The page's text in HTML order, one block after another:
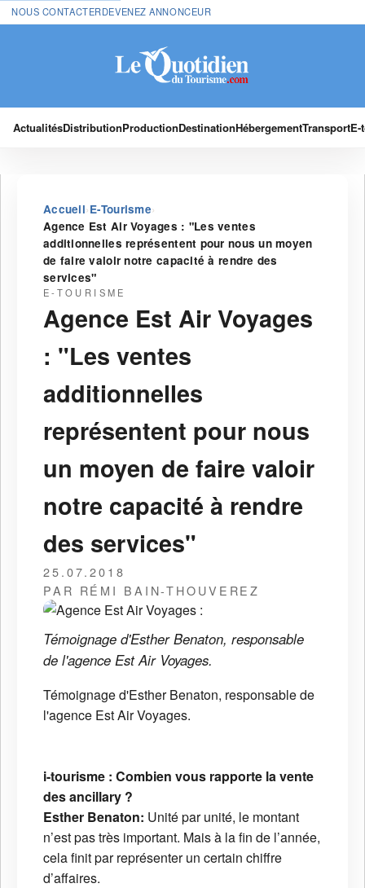
NOUS CONTACTERDEVENEZ ANNONCEUR
ActualitésDistributionProductionDestinationHébergementTransport
Accueil›E-Tourisme›
Agence Est Air Voyages : "Les ventes
additionnelles représentent pour nous un moyen
de faire valoir notre capacité à rendre des
services"
E-TOURISME
Agence Est Air Voyages
: "Les ventes
additionnelles
représentent pour nous
un moyen de faire valoir
notre capacité à rendre
des services"
25.07.2018
PAR RÉMI BAIN-THOUVEREZ
Témoignage d'Esther Benaton, responsable
de l'agence Est Air Voyages.
Témoignage d'Esther Benaton, responsable de
l'agence Est Air Voyages.
i-tourisme : Combien vous rapporte la vente
des ancillary ?
Esther Benaton: Unité par unité, le montant
n’est pas très important. Mais à la fin de l’année,
cela finit par représenter un certain chiffre
d’affaires.